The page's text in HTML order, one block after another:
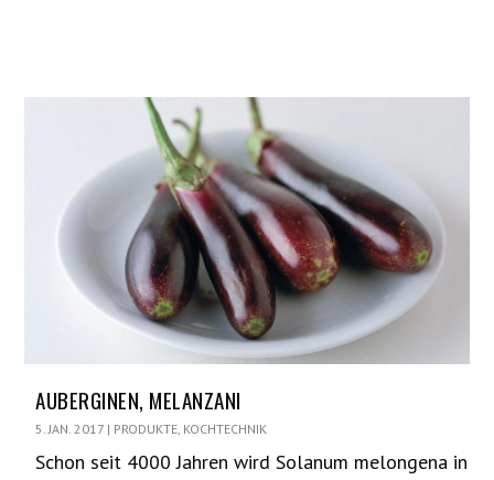
AUBERGINEN, MELANZANI
5. JAN. 2017 | PRODUKTE KOCHTECHNIK
Schon seit 4000 Jahren wird Solanum melongena in